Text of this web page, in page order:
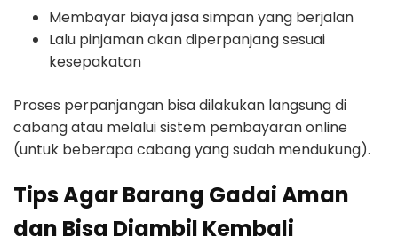
Membayar biaya jasa simpan yang berjalan
Lalu pinjaman akan diperpanjang sesuai
kesepakatan
Proses perpanjangan bisa dilakukan langsung di
cabang atau melalui sistem pembayaran online
(untuk beberapa cabang yang sudah mendukung).
Tips Agar Barang Gadai Aman
dan Bisa Diambil Kembali